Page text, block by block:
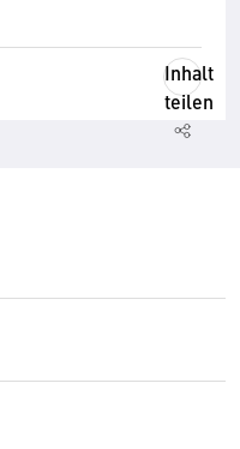
Inhalt
teilen